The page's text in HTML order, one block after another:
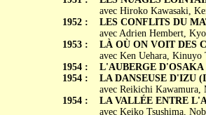
1952 :
1953 :
1954 :
1954 :
1954 :
avec Hiroko Kawasaki,
LES CONFLITS DU
avec Adrien Hembert,
LÀ OÙ ON VOIT DES
avec Ken Uehara, Kinuyo
L'AUBERGE D'OSAKA
LA DANSEUSE D'IZU
avec Reikichi
LA VALLÉE ENTRE
avec Keiko Tsushima,